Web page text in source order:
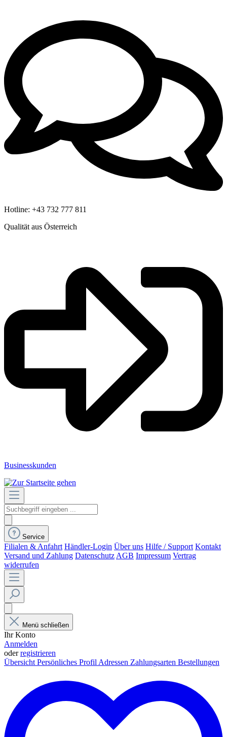
Hotline: +43 732 777 811
Qualität aus Österreich
Businesskunden
Service
Filialen & Anfahrt Händler-Login Über uns Hilfe / Support Kontakt
Versand und Zahlung Datenschutz AGB Impressum Vertrag
widerrufen
Menü schließen
Ihr Konto
Anmelden
oderregistrieren
Übersicht Persönliches Profil Adressen Zahlungsarten Bestellungen